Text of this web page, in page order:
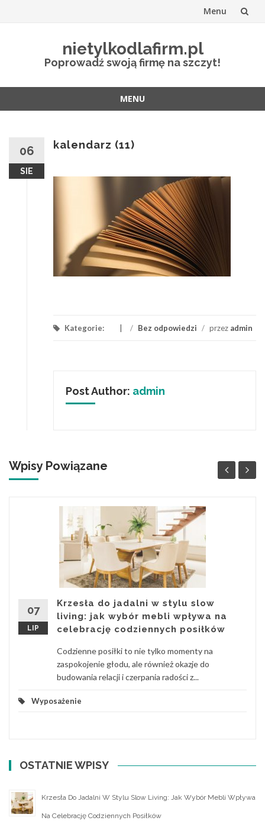
Menu
nietylkodlafirm.pl
Poprowadź swoją firmę na szczyt!
MENU
06
SIE
kalendarz (11)
Kategorie: / Bez odpowiedzi / przez admin
Post Author: admin
Wpisy Powiązane
07
LIP
Krzesła do jadalni w stylu slow
living: jak wybór mebli wpływa na
celebrację codziennych posiłków
Codzienne posiłki to nie tylko momenty na
zaspokojenie głodu, ale również okazje do
budowania relacji i czerpania radości z...
Wyposażenie
OSTATNIE WPISY
Krzesła Do Jadalni W Stylu Slow Living: Jak Wybór Mebli Wpływa
Na Celebrację Codziennych Posiłków